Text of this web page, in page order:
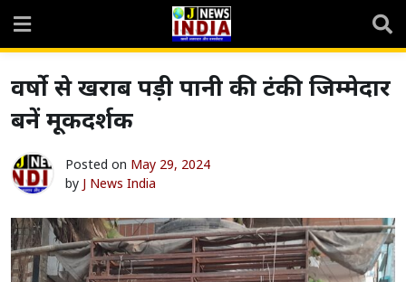
content
वर्षो से खराब पड़ी पानी की टंकी जिम्मेदार
बनें मूकदर्शक
Posted on May 29, 2024
by J News India